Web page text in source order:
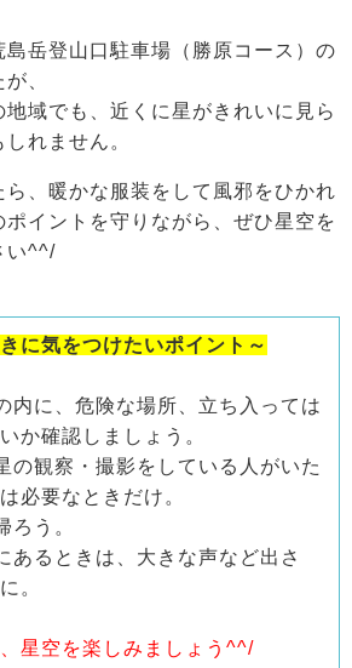
岳登山口駐車場（勝原コース）の
、
域でも、近くに星がきれいに見ら
れません。
ら、暖かな服装をして風邪をひかれ
イントを守りながら、ぜひ星空を
い^^/
に気をつけたいポイント～
内に、危険な場所、立ち入っては
か確認しましょう。
の観察・撮影をしている人がいた
必要なときだけ。
ろう。
あるときは、大きな声など出さ
。
星空を楽しみましょう^^/